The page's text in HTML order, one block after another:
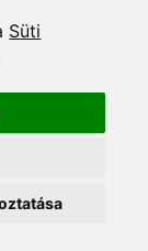
Süti